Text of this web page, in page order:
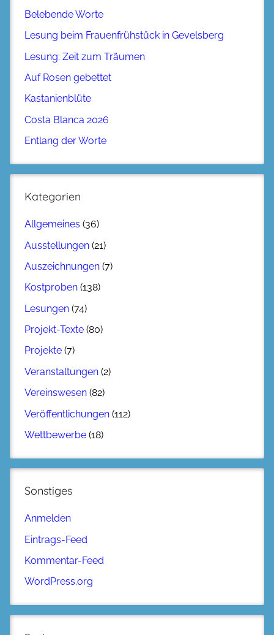
Belebende Worte
Lesung beim Frauenfrühstück in Gevelsberg
Lesung: Zeit zum Träumen
Auf Rosen gebettet
Kastanienblüte
Costa Blanca 2026
Entlang der Worte
Kategorien
Allgemeines (36)
Ausstellungen (21)
Auszeichnungen (7)
Kostproben (138)
Lesungen (74)
Projekt-Texte (80)
Projekte (7)
Veranstaltungen (2)
Vereinswesen (82)
Veröffentlichungen (112)
Wettbewerbe (18)
Sonstiges
Anmelden
Eintrags-Feed
Kommentar-Feed
WordPress.org